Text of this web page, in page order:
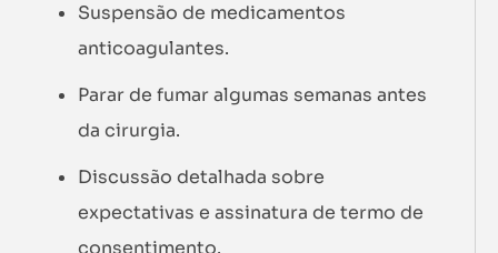
Suspensão de medicamentos
anticoagulantes.
Parar de fumar algumas semanas antes
da cirurgia.
Discussão detalhada sobre
expectativas e assinatura de termo de